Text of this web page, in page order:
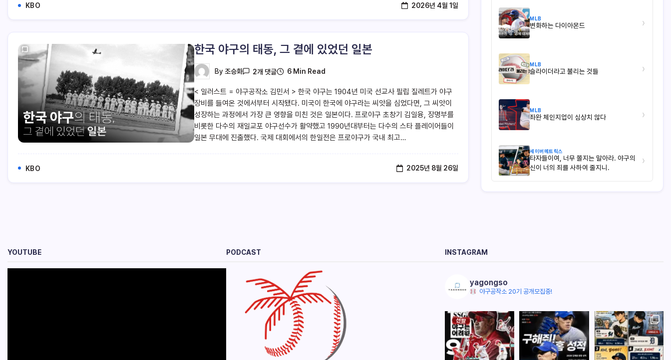
KBO 2026년 4월 1일
한국 야구의 태동, 그 곁에 있었던 일본
By 조승화 2개 댓글 6 Min Read
< 일러스트 = 야구공작소 김민서 > 한국 야구는 1904년 미국 선교사 필립 질레트가 야구
장비를 들여온 것에서부터 시작됐다. 미국이 한국에 야구라는 씨앗을 심었다면, 그 씨앗이
성장하는 과정에서 가장 큰 영향을 미친 것은 일본이다. 프로야구 초창기 김일융, 장명부를
비롯한 다수의 재일교포 야구선수가 활약했고 1990년대부터는 다수의 스타 플레이어들이
일본 무대에 진출했다. 국제 대회에서의 한일전은 프로야구가 국내 최고…
KBO 2025년 8월 26일
MLB
변화하는 다이아몬드 ›
MLB
슬라이더라고 불리는 것들 ›
MLB
좌완 체인지업이 심상치 않다 ›
세이버메트릭스
타자들이여, 너무 쫄지는 말아라. 야구의
신이 너의 죄를 사하여 줄지니.
›
YOUTUBE PODCAST INSTAGRAM
yagongso
야구공작소 20기 공개모집중!